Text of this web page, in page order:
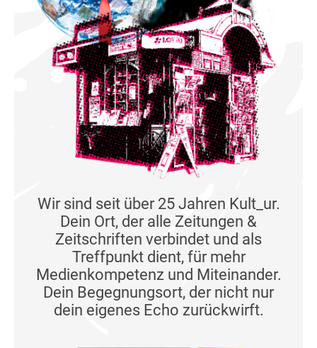
Wir sind seit über 25 Jahren Kult_ur.
Dein Ort, der alle Zeitungen &
Zeitschriften verbindet und als
Treffpunkt dient, für mehr
Medienkompetenz und Miteinander.
Dein Begegnungsort, der nicht nur
dein eigenes Echo zurückwirft.